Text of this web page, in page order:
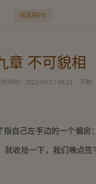
阅读到9%
章 不可貌相
布时间： 2023-03-17 08:21 字数：
己左手边的一个偏房
就收拾一下，我们晚点